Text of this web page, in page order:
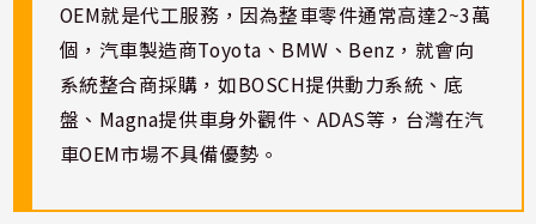
OEM就是代工服務，因為整車零件通常高達2~3萬
個，汽車製造商Toyota、BMW、Benz，就會向
系統整合商採購，如BOSCH提供動力系統、底
盤、Magna提供車身外觀件、ADAS等，台灣在汽
車OEM市場不具備優勢。